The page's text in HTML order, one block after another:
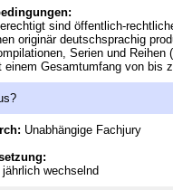
sind öffentlich-
originär deutschsprachig
Serien und
einem Gesamtumfang von bis
Unabhängige Fachjury
wechselnd